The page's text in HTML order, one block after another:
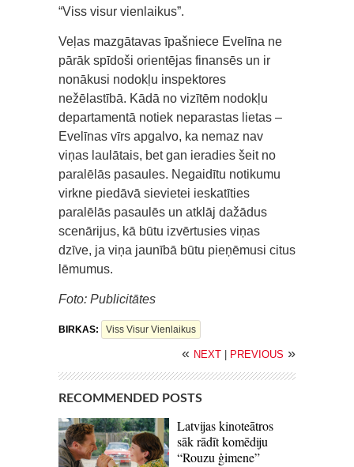
“Viss visur vienlaikus”.
Veļas mazgātavas īpašniece Evelīna ne
pārāk spīdoši orientējas finansēs un ir
nonākusi nodokļu inspektores
nežēlastībā. Kādā no vizītēm nodokļu
departamentā notiek neparastas lietas –
Evelīnas vīrs apgalvo, ka nemaz nav
viņas laulātais, bet gan ieradies šeit no
paralēlās pasaules. Negaidītu notikumu
virkne piedāvā sievietei ieskatīties
paralēlās pasaulēs un atklāj dažādus
scenārijus, kā būtu izvērtusies viņas
dzīve, ja viņa jaunībā būtu pieņēmusi citus
lēmumus.
Foto: Publicitātes
BIRKAS: Viss Visur Vienlaikus
« NEXT PREVIOUS »
RECOMMENDED POSTS
Latvijas kinoteātros
sāk rādīt komēdiju
“Rouzu ģimene”